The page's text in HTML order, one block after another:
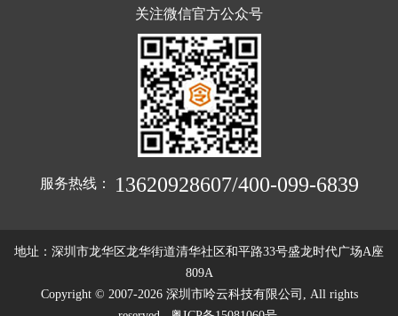
关注微信官方公众号
服务热线： 13620928607/400-099-6839
地址：深圳市龙华区龙华街道清华社区和平路33号盛龙时代广场A座
809A
Copyright © 2007-2026 深圳市呤云科技有限公司
, All rights